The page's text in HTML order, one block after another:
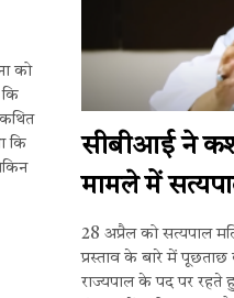
को
कि
सीबीआई ने
मामले में
28 अप्रैल को सत्यपाल
प्रस्ताव के बारे में
राज्यपाल के पद पर रहते